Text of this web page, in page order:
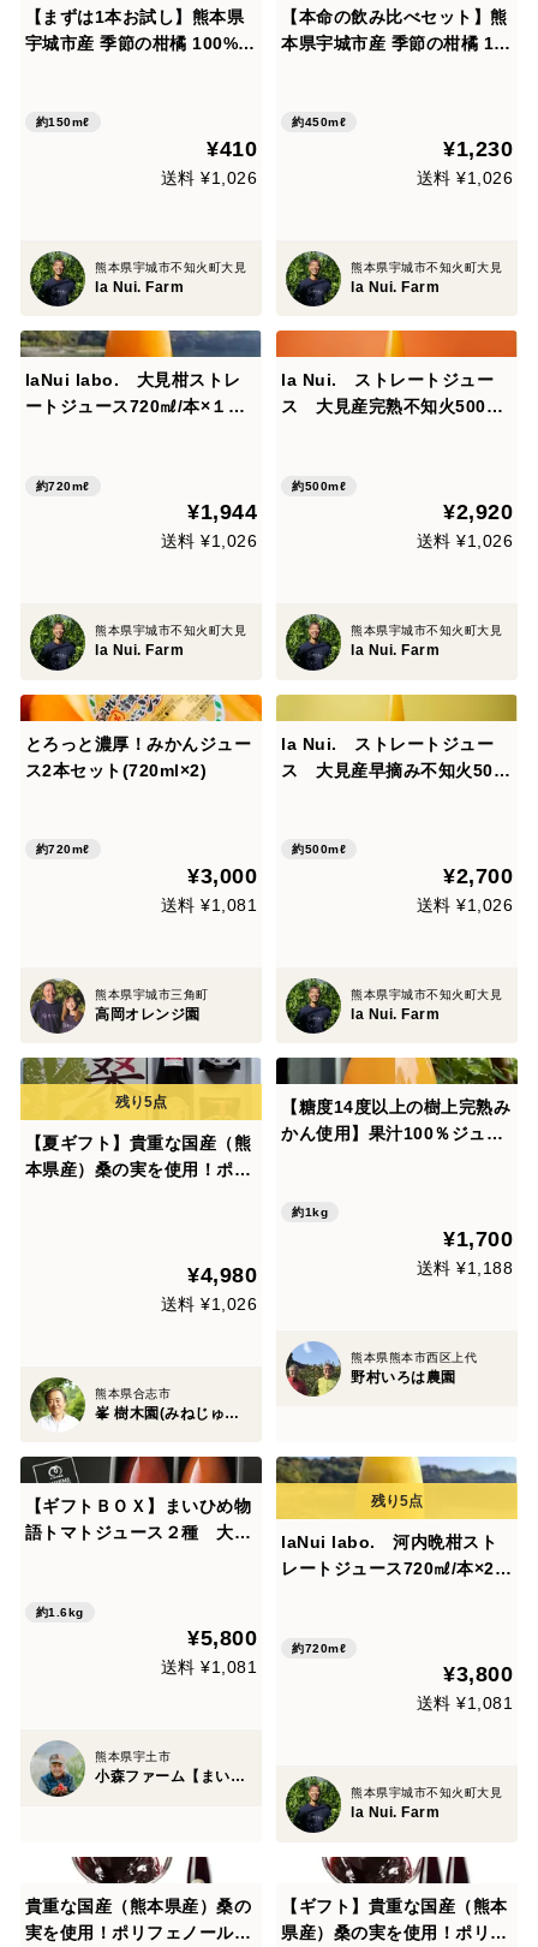
【まずは1本お試し】熊本県
宇城市産 季節の柑橘 100%ス
約150mℓ
¥410
送料 ¥1,026
熊本県宇城市不知火町大見
la Nui. Farm
【本命の飲み比べセット】熊
本県宇城市産 季節の柑橘 10
約450mℓ
¥1,230
送料 ¥1,026
熊本県宇城市不知火町大見
la Nui. Farm
laNui labo. 大見柑ストレ
ートジュース720㎖/本×１
約720mℓ
¥1,944
送料 ¥1,026
熊本県宇城市不知火町大見
la Nui. Farm
la Nui. ストレートジュー
ス 大見産完熟不知火500㎖/
デコポン発祥の地・不知火町
約500mℓ
¥2,920
送料 ¥1,026
熊本県宇城市不知火町大見
la Nui. Farm
とろっと濃厚！みかんジュー
ス2本セット(720ml×2)
約720mℓ
¥3,000
送料 ¥1,081
熊本県宇城市三角町
高岡オレンジ園
la Nui. ストレートジュー
ス 大見産早摘み不知火500
ー🍊デコポン発祥の地・不知
約500mℓ
¥2,700
送料 ¥1,026
熊本県宇城市不知火町大見
la Nui. Farm
【夏ギフト】貴重な国産（熊
本県産）桑の実を使用！ポリ
（500ml×1本・140g×2）ギ
¥4,980
送料 ¥1,026
熊本県合志市
峯 樹木園(みねじゅもくえん)
【糖度14度以上の樹上完熟み
かん使用】果汁100％ジュー
約1kg
¥1,700
送料 ¥1,188
熊本県熊本市西区上代
野村いろは農園
【ギフトＢＯＸ】まいひめ物
語トマトジュース２種 大人
約1.6kg
¥5,800
送料 ¥1,081
熊本県宇土市
小森ファーム【まいひめおじさん】
laNui labo. 河内晩柑スト
レートジュース720㎖/本×2
約720mℓ
¥3,800
送料 ¥1,081
熊本県宇城市不知火町大見
la Nui. Farm
貴重な国産（熊本県産）桑の
実を使用！ポリフェノールも
【ギフト】貴重な国産（熊本
県産）桑の実を使用！ポリフ